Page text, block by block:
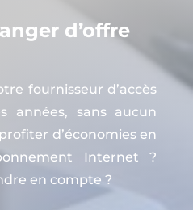
d’offre
fournisseur d’accès
années, sans aucun
d’économies en
Internet ?
en compte ?